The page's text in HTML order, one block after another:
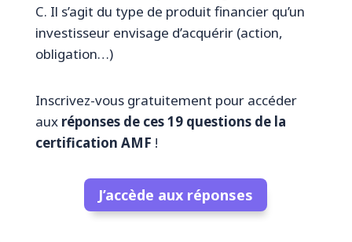
C. Il s’agit du type de produit financier qu’un
investisseur envisage d’acquérir (action,
obligation…)
Inscrivez-vous gratuitement pour accéder
aux réponses de ces 19 questions de la
certification AMF !
J’accède aux réponses